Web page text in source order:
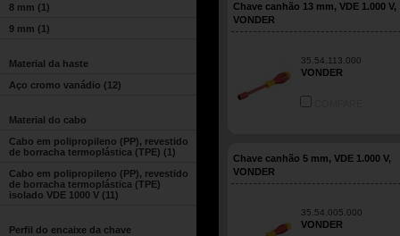
8 mm (1)
9 mm (1)
Material da haste
Aço cromo vanádio (12)
Material do cabo
Cabo em polipropileno (PP), revestido
de borracha termoplástica (TPE) (1)
Cabo em polipropileno (PP), revestido
de borracha termoplástica (TPE)
isolado VDE 1000 V (11)
Perfil do encaixe da chave
Chave canhão 13 mm, VDE 1.000 V,
VONDER
35.54.113.000
VONDER
Chave canhão 5 mm, VDE 1.000 V,
VONDER
35.54.005.000
VONDER